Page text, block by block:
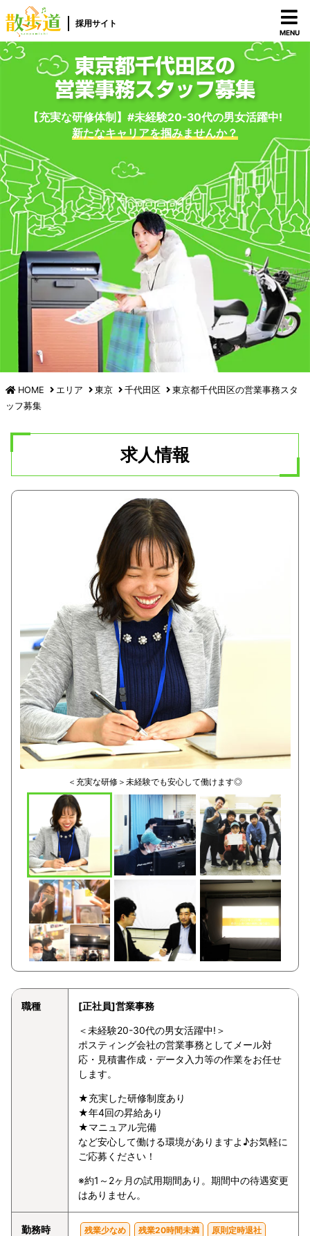
採用サイト
MENU
東京都千代田区の
営業事務スタッフ募集
【充実な研修体制】#未経験20-30代の男女活躍中!
新たなキャリアを掴みませんか？
HOME エリア 東京 千代田区 東京都千代田区の営業事務スタ
ッフ募集
求人情報
＜充実な研修＞未経験でも安心して働けます◎
職種 [正社員]営業事務
＜未経験20-30代の男女活躍中!＞
ポスティング会社の営業事務としてメール対
応・見積書作成・データ入力等の作業をお任せ
します。
★充実した研修制度あり
★年4回の昇給あり
★マニュアル完備
など安心して働ける環境がありますよ♪お気軽に
ご応募ください！
※約1～2ヶ月の試用期間あり。期間中の待遇変更
はありません。
勤務時
残業少なめ 残業20時間未満 原則定時退社